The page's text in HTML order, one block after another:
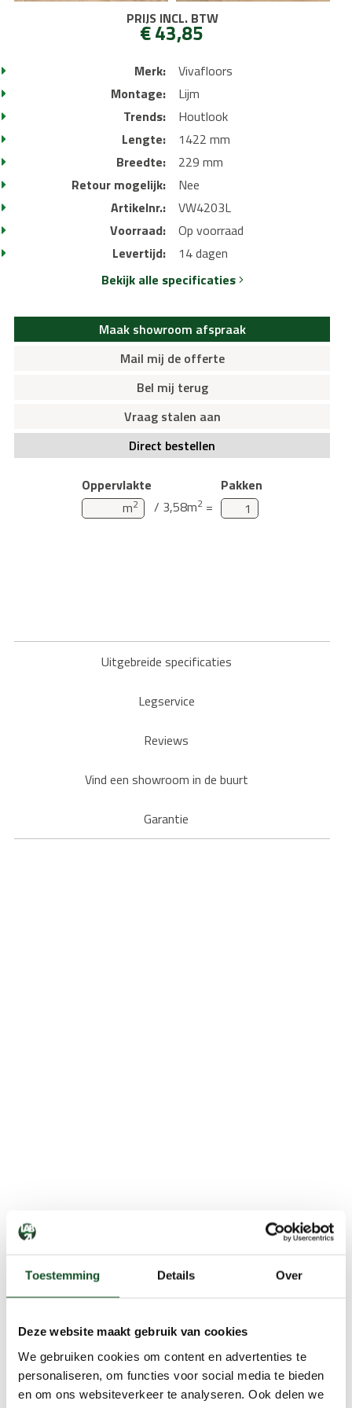
Toestemming Details Over
Deze website maakt gebruik van cookies
We gebruiken cookies om content en advertenties te
personaliseren, om functies voor social media te bieden
en om ons websiteverkeer te analyseren. Ook delen we
Merk:
Vivafloors
Montage:
Lijm
Trends:
Houtlook
Lengte:
1422 mm
Breedte:
229 mm
Retour mogelijk:
Nee
Artikelnr.:
VW4203L
Voorraad:
Op voorraad
Levertijd:
14 dagen
Bekijk alle specificaties
Maak showroom afspraak
Mail mij de offerte
Bel mij terug
Vraag stalen aan
Direct bestellen
PRIJS INCL. BTW
€ 43,85
Oppervlakte
Pakken
m2 / 3,58m2 =
Uitgebreide specificaties
Legservice
Reviews
Vind een showroom in de buurt
Garantie